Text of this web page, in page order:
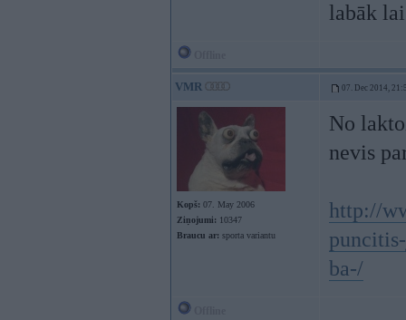
labāk
VMR 07. Dec 2014,
Kopš: 07. May 2006
Ziņojumi: 10347
Braucu ar: sporta variantu
No
nevis
http://
ba-/